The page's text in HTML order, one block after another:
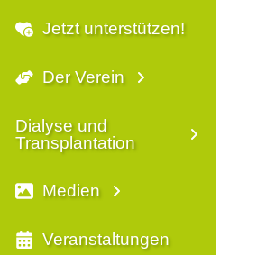
Jetzt unterstützen!
Der Verein
Dialyse und
Transplantation
Medien
Veranstaltungen